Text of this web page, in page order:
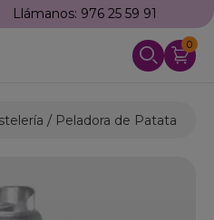
976 25 59 91
0
Peladora de Patatas